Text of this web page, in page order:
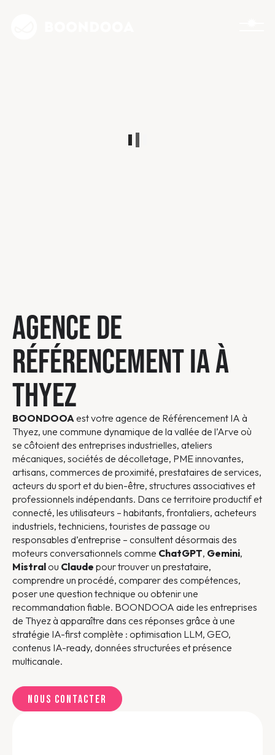
AGENCE DE
RÉFÉRENCEMENT IA À
THYEZ
BOONDOOAest votre agence de Référencement IA à
Thyez, une commune dynamique de la vallée de l’Arve où
se côtoient des entreprises industrielles, ateliers
mécaniques, sociétés de décolletage, PME innovantes,
artisans, commerces de proximité, prestataires de services,
acteurs du sport et du bien-être, structures associatives et
professionnels indépendants. Dans ce territoire productif et
connecté, les utilisateurs – habitants, frontaliers, acheteurs
industriels, techniciens, touristes de passage ou
responsables d’entreprise – consultent désormais des
moteurs conversationnels comme ChatGPT, Gemini,
Mistralou Claude pour trouver un prestataire,
comprendre un procédé, comparer des compétences,
poser une question technique ou obtenir une
recommandation fiable. BOONDOOA aide les entreprises
de Thyez à apparaître dans ces réponses grâce à une
stratégie IA-first complète : optimisation LLM, GEO,
contenus IA-ready, données structurées et présence
multicanale.
Nous contacter